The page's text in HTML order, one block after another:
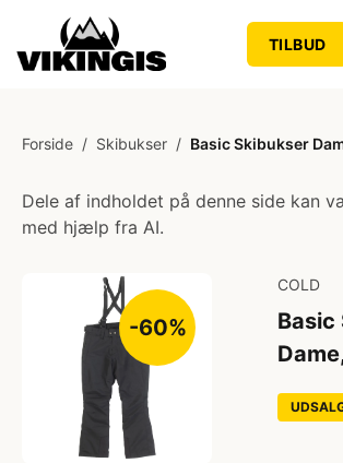
TILBUD
Forside / Skibukser / Basic Skibukser
Dele af indholdet på denne side kan
med hjælp fra AI.
-60%
COLD
Basic